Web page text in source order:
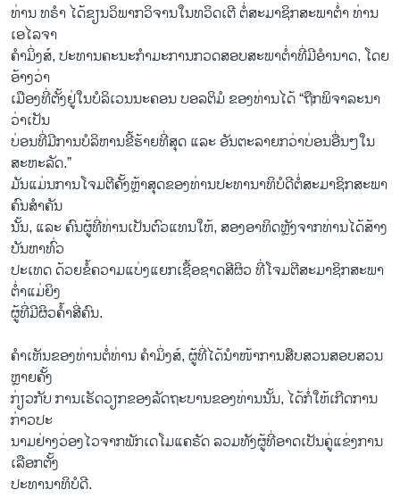
ທ່ານ ທ​ຣຳ ໄດ້​ຂຽນ​ວິ​ພາກວິ​ຈານ​ໃນ​ທວິດ​ເຕີ ຕໍ່​ສະ​ມາ​ຊິກ​ສະ​ພາ​ຕ່ຳ ທ່ານ
ເອ​ໄລ​ຈາ
ຄຳມິ່ງສ໌, ປະທານຄະນະກຳມະການກວດສອບສະພາຕ່ຳທີ່ມີອຳນາດ, ໂດຍ
ອ້າງວ່າ
ເມືອງທີ່ຕັ້ງຢູ່ໃນບໍລິເວນນະຄອນ ບອລຕິມໍ ຂອງທ່ານໄດ້ “ຖືກພິຈາລະນາ
ວ່າເປັນ
ບ່ອນທີ່ມີການບໍລິຫານຂີ້ຮ້າຍທີ່ສຸດ ແລະ ອັນຕະລາຍກວ່າບ່ອນອື່ນໆໃນ
ສະຫະລັດ.”
ມັນແມ່ນການໂຈມຕີຄັ້ງຫຼ້າສຸດຂອງທ່ານປະທານາທິບໍດີຕໍ່ສະມາຊິກສະພາ
ຄົນສຳຄັນ
ນັ້ນ, ແລະ ຄົນຜູ້ທີ່ທ່ານເປັນຕົວແທນໃຫ້, ສອງອາທິດຫຼັງຈາກທ່ານໄດ້ສ້າງ
ບັນຫາທົ່ວ
ປະເທດ ດ້ວຍຂໍ້ຄວາມແບ່ງແຍກເຊື້ອຊາດສີຜິວ ທີ່ໂຈມຕີສະມາຊິກສະພາ
ຕ່ຳແມ່ຍິງ
ຜູ້ທີ່ມີຜິວຄ້ຳສີ່ຄົນ.
ຄຳ​ເຫັນ​ຂອງ​ທ່ານ​ຕໍ່​ທ່ານ ຄຳ​ມິ່ງ​ສ໌, ຜູ້​ທີ່​ໄດ້​ນຳ​ໜ້າ​ການ​ສືບ​ສວນ​ສອບ​ສວນ
ຫຼາຍ​ຄັ້ງ
ກ່ຽວກັບ ການເຮັດວຽກຂອງລັດຖະບານຂອງທ່ານນັ້ນ, ໄດ້ກໍ່ໃຫ້ເກີດການ
ກ່າວປະ
ນາມຢ່າງວ່ອງໄວຈາກພັກເດໂມແຄຣັດ ລວມທັງຜູ້ທີ່ອາດເປັນຄູ່ແຂ່ງການ
ເລືອກຕັ້ງ
ປະທານາທິບໍດີ.